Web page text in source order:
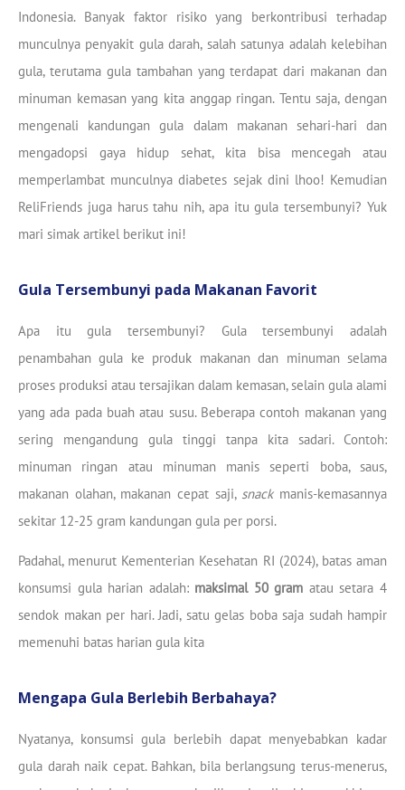
Indonesia. Banyak faktor risiko yang berkontribusi terhadap
munculnya penyakit gula darah, salah satunya adalah kelebihan
gula, terutama gula tambahan yang terdapat dari makanan dan
minuman kemasan yang kita anggap ringan. Tentu saja, dengan
mengenali kandungan gula dalam makanan sehari-hari dan
mengadopsi gaya hidup sehat, kita bisa mencegah atau
memperlambat munculnya diabetes sejak dini lhoo! Kemudian
ReliFriends juga harus tahu nih, apa itu gula tersembunyi? Yuk
mari simak artikel berikut ini!
Gula Tersembunyi pada Makanan Favorit
Apa itu gula tersembunyi? Gula tersembunyi adalah
penambahan gula ke produk makanan dan minuman selama
proses produksi atau tersajikan dalam kemasan, selain gula alami
yang ada pada buah atau susu. Beberapa contoh makanan yang
sering mengandung gula tinggi tanpa kita sadari. Contoh:
minuman ringan atau minuman manis seperti boba, saus,
makanan olahan, makanan cepat saji, snackmanis-kemasannya
sekitar 12-25 gram kandungan gula per porsi.
Padahal, menurut Kementerian Kesehatan RI (2024), batas aman
konsumsi gula harian adalah: maksimal 50 gram atau setara 4
sendok makan per hari. Jadi, satu gelas boba saja sudah hampir
memenuhi batas harian gula kita
Mengapa Gula Berlebih Berbahaya?
Nyatanya, konsumsi gula berlebih dapat menyebabkan kadar
gula darah naik cepat. Bahkan, bila berlangsung terus-menerus,